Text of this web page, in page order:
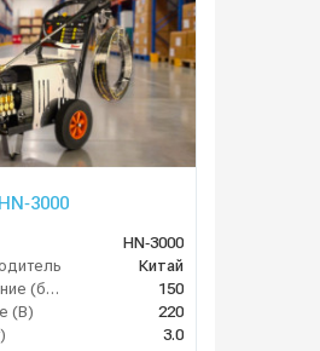
HN‑3000
Китай
Рабочее давление (бар)
150
(В)
220
3.0